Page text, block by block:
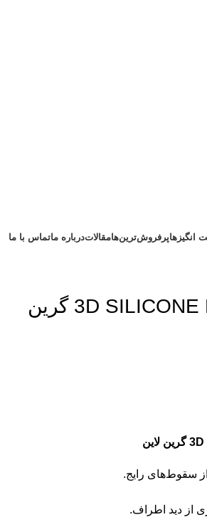
انگیزهاپرفروش‌ترین‌هامقالاتدرباره ماتماس با ما
قاب محافظ 3D SILICONE PLUSE PRIVACY گرین
سقوط‌های رایج.
از دید اطراف.